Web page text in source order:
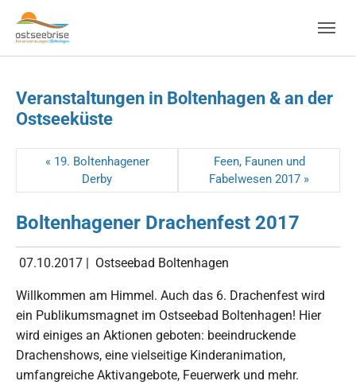
Skip to main navigation
Zum Hauptinhalt springen
Skip to page footer
Veranstaltungen in Boltenhagen & an der
Ostseeküste
« 19. Boltenhagener
Derby
Feen, Faunen und
Fabelwesen 2017 »
Boltenhagener Drachenfest 2017
07.10.2017 | Ostseebad Boltenhagen
Willkommen am Himmel. Auch das 6. Drachenfest wird
ein Publikumsmagnet im Ostseebad Boltenhagen! Hier
wird einiges an Aktionen geboten: beeindruckende
Drachenshows, eine vielseitige Kinderanimation,
umfangreiche Aktivangebote, Feuerwerk und mehr.